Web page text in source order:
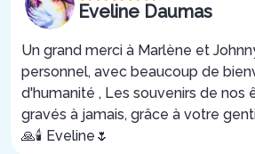
Eveline Daumas
Un grand merci à Marlène et
personnel, avec beaucoup de
d'humanité , Les souvenirs de nos
gravés à jamais, grâce à votre
🙏🕯️ Eveline🌷